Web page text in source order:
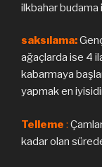
ilkbahar budama
saksılama:
ağaçlarda ise 4
kabarmaya
yapmak en
Telleme :
kadar olan